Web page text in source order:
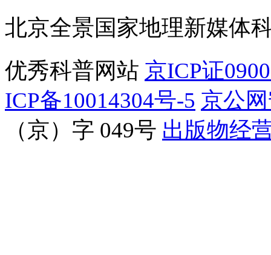
北京全景国家地理新媒体
优秀科普网站 京ICP证
ICP备10014304号-5 京公
（京）字 049号 出版物经